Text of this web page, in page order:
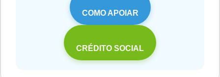
COMO APOIAR
CRÉDITO SOCIAL